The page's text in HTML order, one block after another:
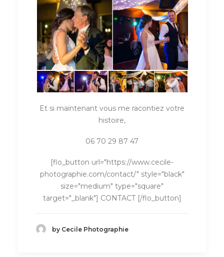
Et si maintenant vous me racontiez votre
histoire,
06 70 29 87 47
[flo_button url="https://www.cecile-
photographie.com/contact/" style="black"
size="medium" type="square"
target="_blank"] CONTACT [/flo_button]
by Cecile Photographie